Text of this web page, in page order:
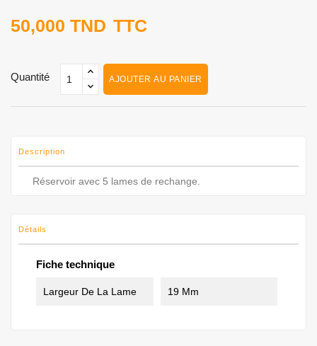
50,000 TND TTC
Quantité AJOUTER AU PANIER
Description
Réservoir avec 5 lames de rechange.
Détails
Fiche technique
Largeur De La Lame 19 Mm